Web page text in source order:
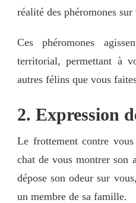
réalité des phéromones sur
Ces phéromones
territorial, permettant à
autres félins que vous
2. Expression
Le frottement contre
chat de vous montrer son
dépose son odeur sur
un membre de sa famille.